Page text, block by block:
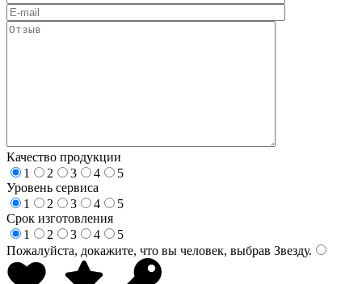
Качество продукции
1
2 3 4
5
Уровень сервиса
1
2 3 4
5
Срок изготовления
1
2 3 4
5
Пожалуйста, докажите, что вы человек, выбрав Звезду.